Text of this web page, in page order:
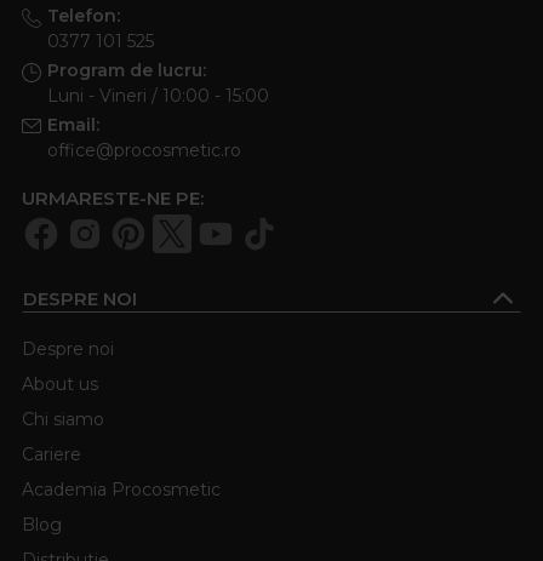
Telefon:
0377 101 525
Program de lucru:
Luni - Vineri / 10:00 - 15:00
Email:
office@procosmetic.ro
URMARESTE-NE PE:
DESPRE NOI
Despre noi
About us
Chi siamo
Cariere
Academia Procosmetic
Blog